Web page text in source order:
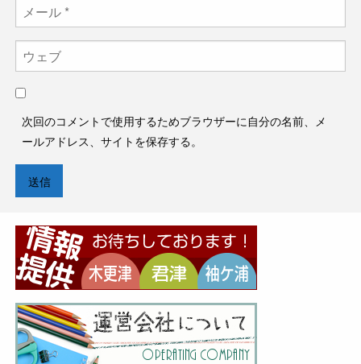
次回のコメントで使用するためブラウザーに自分の名前、メ
ールアドレス、サイトを保存する。